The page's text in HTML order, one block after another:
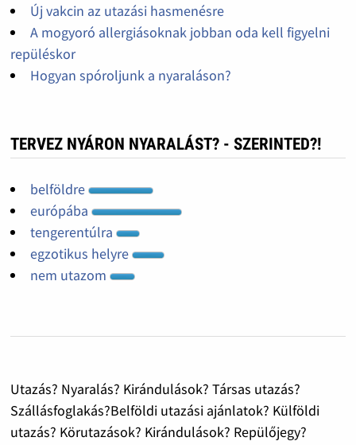
Új vakcin az utazási hasmenésre
A mogyoró allergiásoknak jobban oda kell figyelni
repüléskor
Hogyan spóroljunk a nyaraláson?
TERVEZ NYÁRON NYARALÁST? - SZERINTED?!
belföldre
európába
tengerentúlra
egzotikus helyre
nem utazom
Utazás? Nyaralás? Kirándulások? Társas utazás?
Szállásfoglakás?Belföldi utazási ajánlatok? Külföldi
utazás? Körutazások? Kirándulások? Repülőjegy?